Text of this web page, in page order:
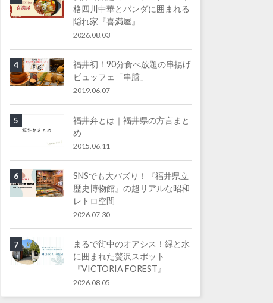
格四川中華とパンダに囲まれる
隠れ家『喜満屋』
2026.08.03
4
福井初！90分食べ放題の串揚げ
ビュッフェ「串膳」
2019.06.07
5
福井弁とは｜福井県の方言まと
め
2015.06.11
6
SNSでも大バズり！『福井県立
歴史博物館』の超リアルな昭和
レトロ空間
2026.07.30
7
まるで街中のオアシス！緑と水
に囲まれた贅沢スポット
『VICTORIA FOREST』
2026.08.05